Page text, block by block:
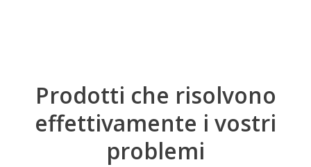
Prodotti che risolvono
effettivamente i vostri
problemi